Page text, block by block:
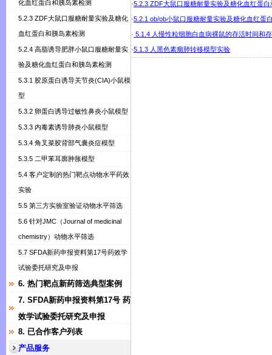
化血红蛋白和胰岛素检测
5.2.3 ZDF大鼠口服糖耐量实验及糖化
血红蛋白和胰岛素检测
5.2.4 高脂诱导肥胖小鼠口服糖耐量实
验及糖化血红蛋白和胰岛素检测
5.3.1 胶原蛋白诱导关节炎(CIA)小鼠模
型
5.3.2 卵蛋白诱导过敏性鼻炎小鼠模型
5.3.3 内毒素诱导肺炎小鼠模型
5.3.4 角叉菜胶背部气囊炎症模型
5.3.5 二甲苯耳廓肿胀模型
5.4 客户定制的热门靶点动物水平药效
实验
5.5 第三方实验室验证动物水平筛选
5.6 针对JMC（Journal of medicinal
chemistry）动物水平筛选
5.7 SFDA新药申报资料第17号药效学
试验委托研究及申报
6. 热门靶点新药筛选典型案例
7. SFDA新药申报资料第17号 药
效学试验委托研究及申报
8. 已合作客户列表
产品服务
·5.2.3 ZDF大鼠口服糖耐量实验及糖化血红蛋
·5.2.1 ob/ob小鼠口服糖耐量实验及糖化血红蛋
· 5.1.4 人慢性粒细胞白血病裸鼠的存活时间和
·5.1.3 人黑色素瘤肺转移模型实验